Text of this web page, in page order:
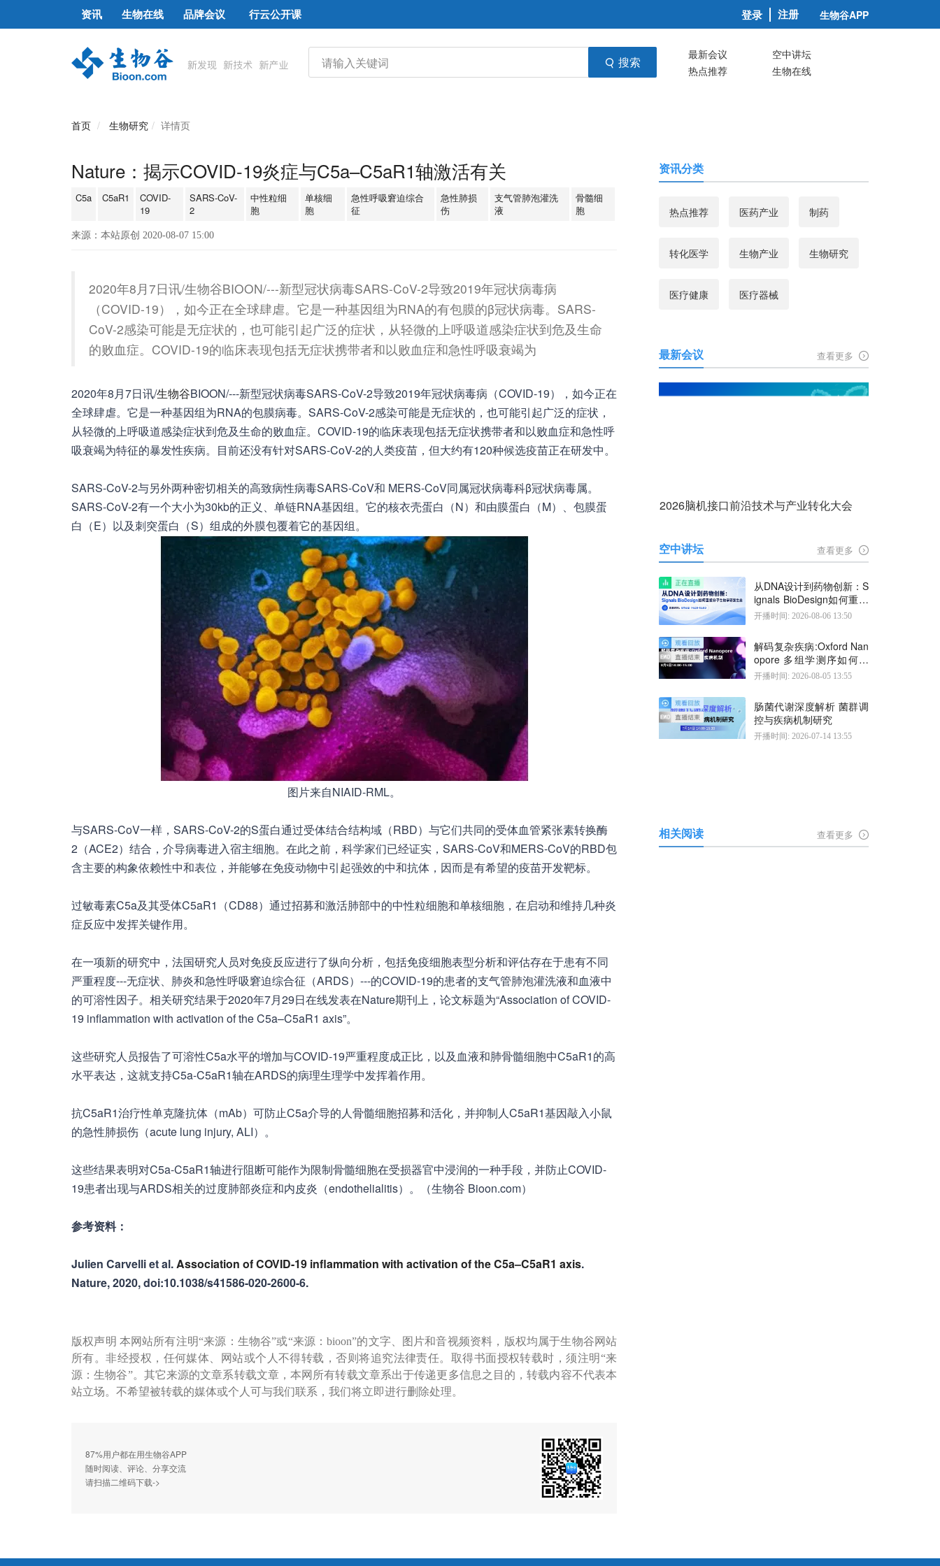
资讯 生物在线 品牌会议 行云公开课 登录 注册 生物谷APP
搜索 最新会议
空中讲坛
热点推荐
生物在线
首页 生物研究 详情页
Nature：揭示COVID-19炎症与C5a–C5aR1轴激活有关
C5a C5aR1
COVID-
19
SARS-CoV-
2
中性粒细
胞
单核细
胞
急性呼吸窘迫综合
征
急性肺损
伤
支气管肺泡灌洗
液
骨髓细
胞
来源：本站原创 2020-08-07 15:00
2020年8月7日讯/生物谷BIOON/---新型冠状病毒SARS-CoV-2导致2019年冠状病毒病
（COVID-19），如今正在全球肆虐。它是一种基因组为RNA的有包膜的β冠状病毒。SARS-
CoV-2感染可能是无症状的，也可能引起广泛的症状，从轻微的上呼吸道感染症状到危及生命
的败血症。COVID-19的临床表现包括无症状携带者和以败血症和急性呼吸衰竭为
2020年8月7日讯/生物谷BIOON/---新型冠状病毒SARS-CoV-2导致2019年冠状病毒病（COVID-19），如今正在
全球肆虐。它是一种基因组为RNA的包膜病毒。SARS-CoV-2感染可能是无症状的，也可能引起广泛的症状，
从轻微的上呼吸道感染症状到危及生命的败血症。COVID-19的临床表现包括无症状携带者和以败血症和急性呼
吸衰竭为特征的暴发性疾病。目前还没有针对SARS-CoV-2的人类疫苗，但大约有120种候选疫苗正在研发中。
SARS-CoV-2与另外两种密切相关的高致病性病毒SARS-CoV和 MERS-CoV同属冠状病毒科β冠状病毒属。
SARS-CoV-2有一个大小为30kb的正义、单链RNA基因组。它的核衣壳蛋白（N）和由膜蛋白（M）、包膜蛋
白（E）以及刺突蛋白（S）组成的外膜包覆着它的基因组。
图片来自NIAID-RML。
与SARS-CoV一样，SARS-CoV-2的S蛋白通过受体结合结构域（RBD）与它们共同的受体血管紧张素转换酶
2（ACE2）结合，介导病毒进入宿主细胞。在此之前，科学家们已经证实，SARS-CoV和MERS-CoV的RBD包
含主要的构象依赖性中和表位，并能够在免疫动物中引起强效的中和抗体，因而是有希望的疫苗开发靶标。
过敏毒素C5a及其受体C5aR1（CD88）通过招募和激活肺部中的中性粒细胞和单核细胞，在启动和维持几种炎
症反应中发挥关键作用。
在一项新的研究中，法国研究人员对免疫反应进行了纵向分析，包括免疫细胞表型分析和评估存在于患有不同
严重程度---无症状、肺炎和急性呼吸窘迫综合征（ARDS）---的COVID-19的患者的支气管肺泡灌洗液和血液中
的可溶性因子。相关研究结果于2020年7月29日在线发表在Nature期刊上，论文标题为“Association of COVID-
19 inflammation with activation of the C5a–C5aR1 axis”。
这些研究人员报告了可溶性C5a水平的增加与COVID-19严重程度成正比，以及血液和肺骨髓细胞中C5aR1的高
水平表达，这就支持C5a-C5aR1轴在ARDS的病理生理学中发挥着作用。
抗C5aR1治疗性单克隆抗体（mAb）可防止C5a介导的人骨髓细胞招募和活化，并抑制人C5aR1基因敲入小鼠
的急性肺损伤（acute lung injury, ALI）。
这些结果表明对C5a-C5aR1轴进行阻断可能作为限制骨髓细胞在受损器官中浸润的一种手段，并防止COVID-
19患者出现与ARDS相关的过度肺部炎症和内皮炎（endothelialitis）。（生物谷 Bioon.com）
参考资料：
Julien Carvelli et al.Association of COVID-19 inflammation with activation of the C5a–C5aR1 axis.
Nature, 2020, doi:10.1038/s41586-020-2600-6.
版权声明 本网站所有注明“来源：生物谷”或“来源：bioon”的文字、图片和音视频资料，版权均属于生物谷网站
所有。非经授权，任何媒体、网站或个人不得转载，否则将追究法律责任。取得书面授权转载时，须注明“来
源：生物谷”。其它来源的文章系转载文章，本网所有转载文章系出于传递更多信息之目的，转载内容不代表本
站立场。不希望被转载的媒体或个人可与我们联系，我们将立即进行删除处理。
87%用户都在用生物谷APP
随时阅读、评论、分享交流
请扫描二维码下载->
资讯分类
热点推荐 医药产业 制药
转化医学 生物产业 生物研究
医疗健康 医疗器械
最新会议 查看更多
2026脑机接口前沿技术与产业转化大会
空中讲坛 查看更多
从DNA设计到药物创新：S
ignals BioDesign如何重塑
分子生物学研发生态
开播时间: 2026-08-06 13:50
解码复杂疾病:Oxford Nan
opore 多组学测序如何揭
示疾病机制
开播时间: 2026-08-05 13:55
肠菌代谢深度解析 菌群调
控与疾病机制研究
开播时间: 2026-07-14 13:55
相关阅读 查看更多